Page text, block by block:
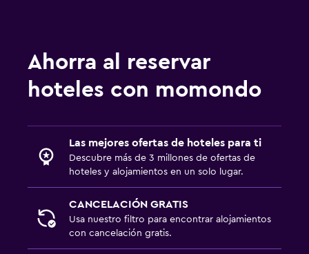
Ahorra al reservar
hoteles con momondo
Las mejores ofertas de hoteles para ti
Descubre más de 3 millones de ofertas de
hoteles y alojamientos en un solo lugar.
CANCELACIÓN GRATIS
Usa nuestro filtro para encontrar alojamientos
con cancelación gratis.